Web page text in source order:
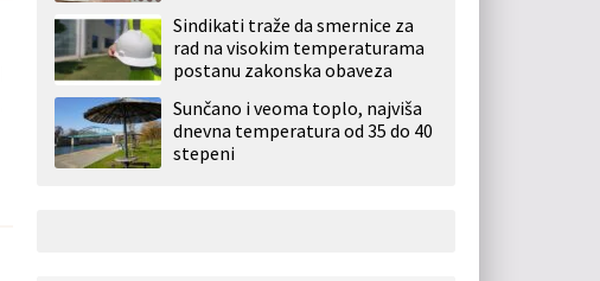
Sindikati traže da smernice za
rad na visokim temperaturama
postanu zakonska obaveza
Sunčano i veoma toplo, najviša
dnevna temperatura od 35 do 40
stepeni